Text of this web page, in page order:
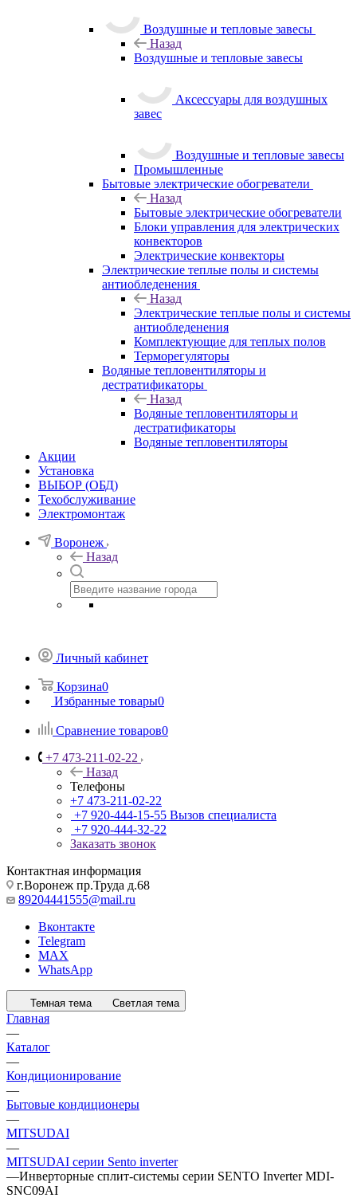
Воздушные и тепловые завесы
Назад
Воздушные и тепловые завесы
Аксессуары для воздушных
завес
Воздушные и тепловые завесы
Промышленные
Бытовые электрические обогреватели
Назад
Бытовые электрические обогреватели
Блоки управления для электрических
конвекторов
Электрические конвекторы
Электрические теплые полы и системы
антиобледенения
Назад
Электрические теплые полы и системы
антиобледенения
Комплектующие для теплых полов
Терморегуляторы
Водяные тепловентиляторы и
дестратификаторы
Назад
Водяные тепловентиляторы и
дестратификаторы
Водяные тепловентиляторы
Акции
Установка
ВЫБОР (ОБД)
Техобслуживание
Электромонтаж
Воронеж
Назад
Личный кабинет
Корзина0
Избранные товары0
Сравнение товаров0
+7 473-211-02-22
Назад
Телефоны
+7 473-211-02-22
+7 920-444-15-55 Вызов специалиста
+7 920-444-32-22
Заказать звонок
Контактная информация
г.Воронеж пр.Труда д.68
89204441555@mail.ru
Вконтакте
Telegram
MAX
WhatsApp
Темная тема Светлая тема
Главная
—
Каталог
—
Кондиционирование
—
Бытовые кондиционеры
—
MITSUDAI
—
MITSUDAI серии Sento inverter
—Инверторные сплит-системы серии SENTO Inverter MDI-
SNC09AI